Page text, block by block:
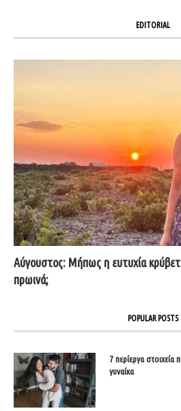
EDITORIAL
Αύγουστος: Μήπως η ευτυχία
πρωινά;
POPULAR POSTS
7 περίεργα στοιχεία
γυναίκα